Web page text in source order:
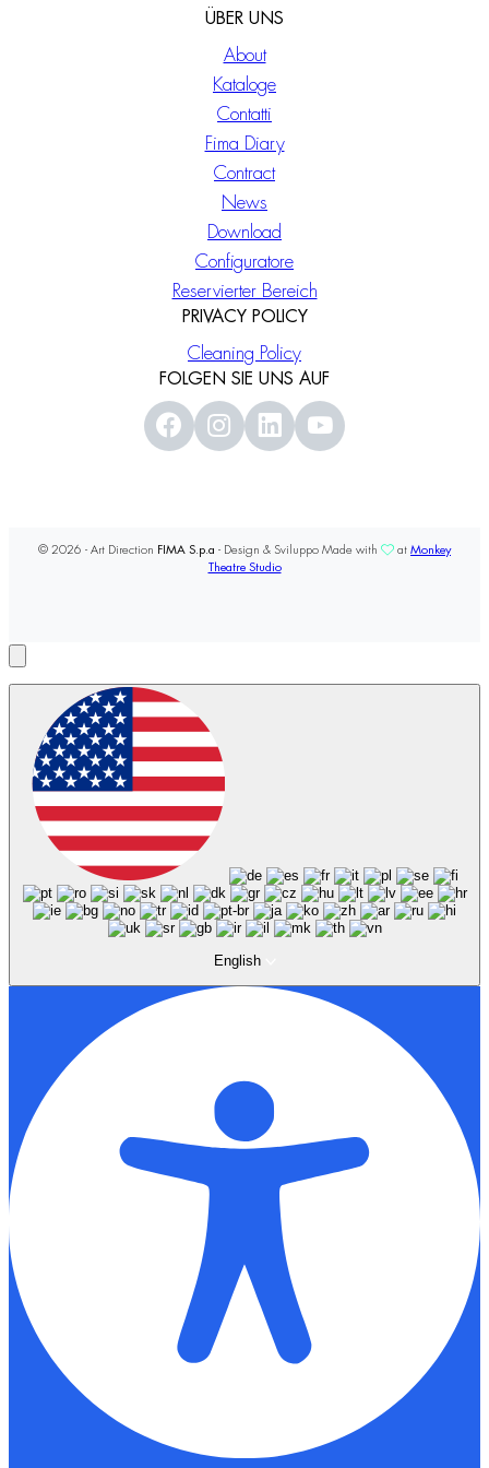
ÜBER UNS
About
Kataloge
Contatti
Fima Diary
Contract
News
Download
Configuratore
Reservierter Bereich
PRIVACY POLICY
Cleaning Policy
FOLGEN SIE UNS AUF
© 2026 - Art Direction FIMA S.p.a - Design & Sviluppo Made with at Monkey
Theatre Studio
English